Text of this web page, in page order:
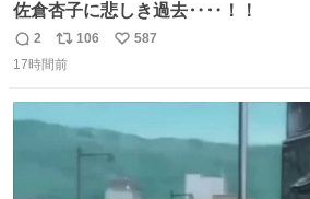
佐倉杏子に悲しき過去‥‥！！
返
信
2
リ
ポ
106
い
587
17時間前